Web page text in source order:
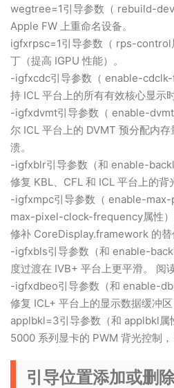
wegtree=1引导参数（ rebuild-
Apple FW 上重命名设备。
igfxrpsc=1引导参数（ rps-control
丁（提高 IGPU 性能）。
-igfxcdc引导参数（ enable-
持 ICL 平台上的所有有效核心显示
-igfxdvmt引导参数（ enable-
尔 ICL 平台上的 DVMT 预分配内
溃。
-igfxblr引导参数（和 enable-
修复 KBL、CFL 和 ICL 平台上的背
-igfxmpc引导参数（ enable-
max-pixel-clock-frequency属性）
修补 CoreDisplay.framework 的替
-igfxbls引导参数（和 enable-
度过渡在 IVB+ 平台上更平滑。 阅
-igfxdbeo引导参数（和 enable-
修复 ICL+ 平台上的显示数据缓冲区
applbkl=3引导参数（和 applbkl属
5000 系列显卡的 PWM 背光控制，
引导位置添加或删